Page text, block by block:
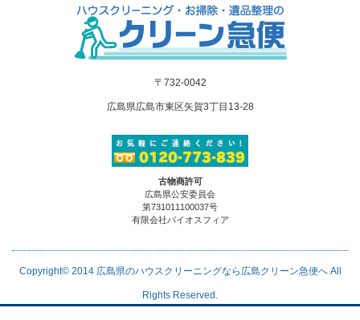
〒732-0042
広島県広島市東区矢賀3丁目13-28
古物商許可
広島県公安委員会
第731011100037号
有限会社バイオスフィア
Copyright© 2014 広島県のハウスクリーニングなら広島クリーン急便へAll
Rights Reserved.